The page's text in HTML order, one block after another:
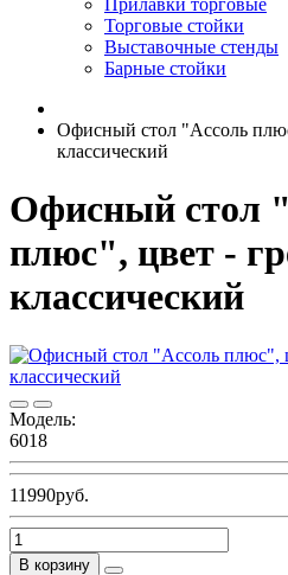
Прилавки торговые
Торговые стойки
Выставочные стенды
Барные стойки
Офисный стол "Ассоль
классический
Офисный стол
плюс", цвет -
классический
Модель:
6018
11990руб.
В корзину